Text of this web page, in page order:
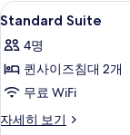
보
Standard
Suite
사
진
모
두
10
Standard Suite
4명
퀸사이즈침대 2개
무료 WiFi
자세히 보기
Standard